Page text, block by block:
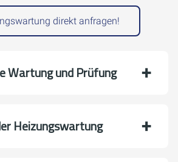
direkt anfragen!
Wartung und Prüfung
Heizungswartung